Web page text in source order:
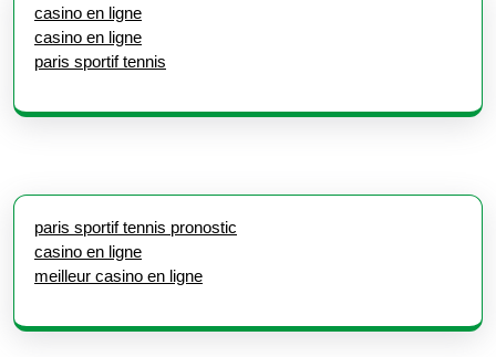
casino en ligne
casino en ligne
paris sportif tennis
paris sportif tennis pronostic
casino en ligne
meilleur casino en ligne